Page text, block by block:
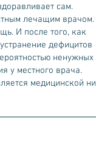
сам.
лечащим врачом.
И после того, как
дефицитов
ненужных
у местного врача.
медицинской ни